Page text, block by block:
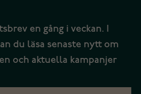
en gång i veckan. I
du läsa senaste nytt om
och aktuella kampanjer